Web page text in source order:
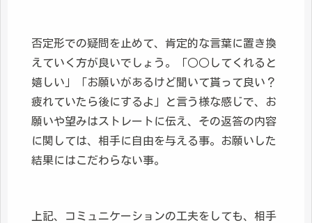
否定形での疑問を止めて、肯定的な言葉に置き換
えていく方が良いでしょう。「○○してくれると
嬉しい」「お願いがあるけど聞いて貰って良い？
疲れていたら後にするよ」と言う様な感じで、お
願いや望みはストレートに伝え、その返答の内容
に関しては、相手に自由を与える事。お願いした
結果にはこだわらない事。
上記、コミュニケーションの工夫をしても、相手